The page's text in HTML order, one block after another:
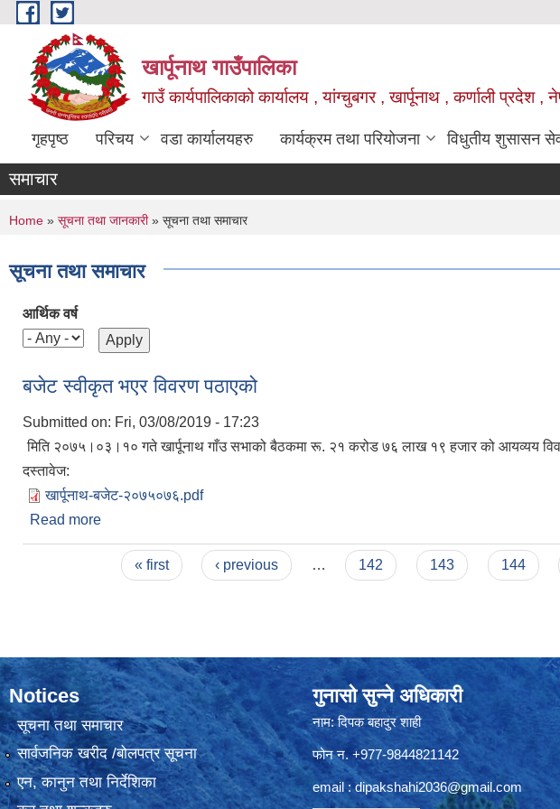
Skip to main content
खार्पूनाथ गाउँपालिका
गाउँ कार्यपालिकाको कार्यालय , यांग्चुबगर , खार्पूनाथ , कर्णाली प्रदेश ,
गृहपृष्ठ परिचय वडा कार्यालयहरु कार्यक्रम तथा परियोजना विधुतीय शुसासन
समाचार
You are here
Home » सूचना तथा जानकारी» सूचना तथा समाचार
सूचना तथा समाचार
आर्थिक वर्ष
बजेट स्वीकृत भएर विवरण पठाएको
Submitted on: Fri, 03/08/2019 - 17:23
मिति २०७५।०३।१० गते खार्पूनाथ गाँउ सभाको बैठकमा रू. २१ करोड ७६ लाख १९ हजार को आयव्यय
दस्तावेज:
खार्पूनाथ-बजेट-२०७५०७६.pdf
Read more
« first ‹ previous … 142 143 144
Notices
सूचना तथा समाचार
सार्वजनिक खरीद /बोलपत्र सूचना
एन, कानुन तथा निर्देशिका
गुनासो सुन्ने अधिकारी
नाम: दिपक बहादुर शाही
फोन न. +977-9844821142
email :dipakshahi2036@gmail.com